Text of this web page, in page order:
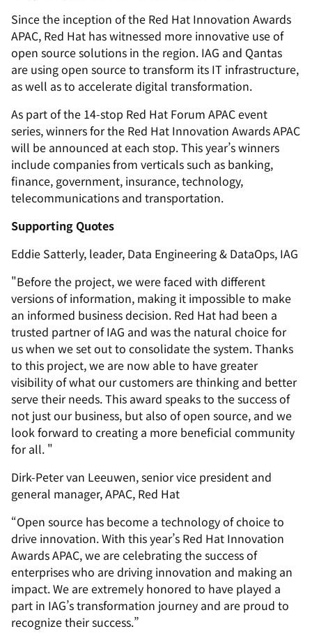
Since the inception of the Red Hat Innovation Awards
APAC, Red Hat has witnessed more innovative use of
open source solutions in the region. IAG and Qantas
are using open source to transform its IT infrastructure,
as well as to accelerate digital transformation.
As part of the 14-stop Red Hat Forum APAC event
series, winners for the Red Hat Innovation Awards APAC
will be announced at each stop. This year’s winners
include companies from verticals such as banking,
finance, government, insurance, technology,
telecommunications and transportation.
Supporting Quotes
Eddie Satterly, leader, Data Engineering & DataOps, IAG
"Before the project, we were faced with different
versions of information, making it impossible to make
an informed business decision. Red Hat had been a
trusted partner of IAG and was the natural choice for
us when we set out to consolidate the system. Thanks
to this project, we are now able to have greater
visibility of what our customers are thinking and better
serve their needs. This award speaks to the success of
not just our business, but also of open source, and we
look forward to creating a more beneficial community
for all. "
Dirk-Peter van Leeuwen, senior vice president and
general manager, APAC, Red Hat
“Open source has become a technology of choice to
drive innovation. With this year’s Red Hat Innovation
Awards APAC, we are celebrating the success of
enterprises who are driving innovation and making an
impact. We are extremely honored to have played a
part in IAG’s transformation journey and are proud to
recognize their success.”